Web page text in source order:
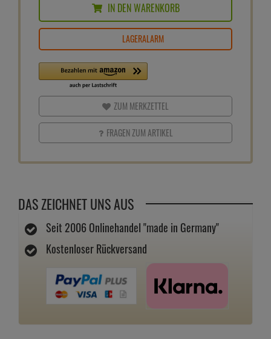
IN DEN WARENKORB
LAGERALARM
ZUM MERKZETTEL
FRAGEN ZUM ARTIKEL
DAS ZEICHNET UNS AUS
Seit 2006 Onlinehandel "made in Germany"
Kostenloser Rückversand